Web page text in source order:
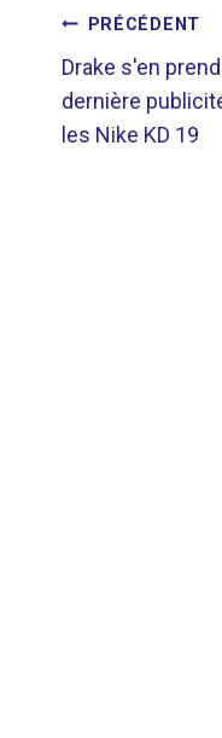
DE
PRÉCÉDENT
Drake s'en
dernière
les Nike KD 19